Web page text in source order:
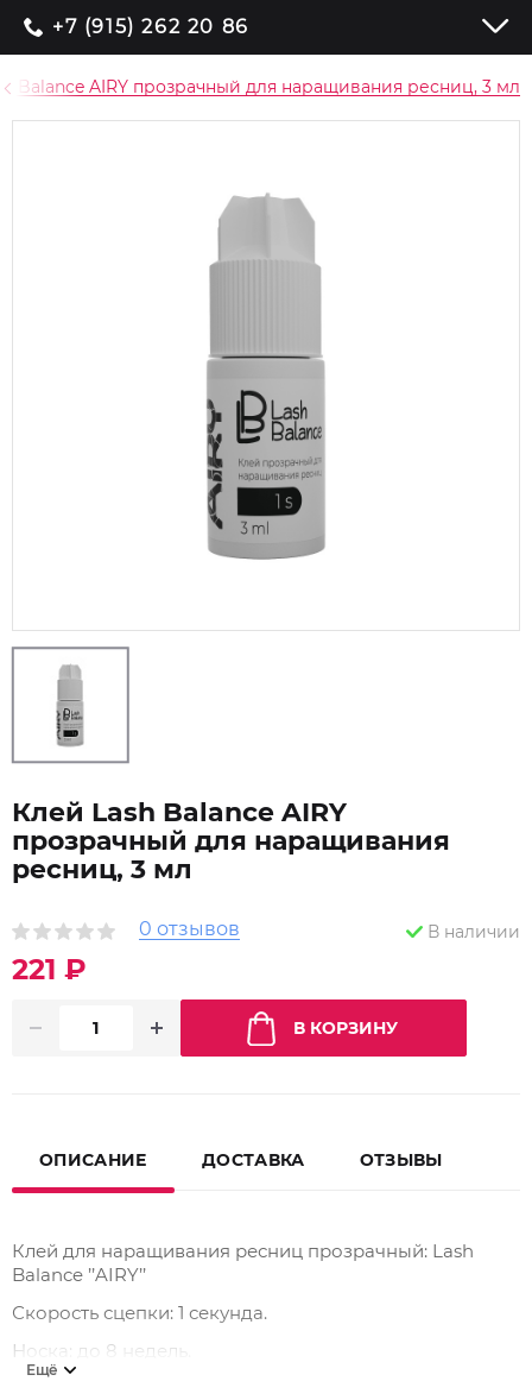
+7 (915) 262 20 86
Balance AIRY прозрачный для наращивания ресниц, 3 мл
0 отзывов В наличии
Клей Lash Balance AIRY
прозрачный для наращивания
ресниц, 3 мл
221 ₽
В КОРЗИНУ
ОПИСАНИЕ ДОСТАВКА ОТЗЫВЫ
Клей для наращивания ресниц прозрачный: Lash
Balance ’’AIRY’’
Скорость сцепки: 1 секунда.
Носка: до 8 недель.
Ещё